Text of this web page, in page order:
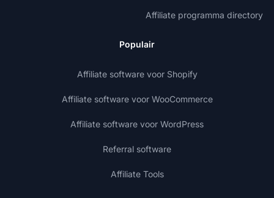
Affiliate programma directory
Populair
Affiliate software voor Shopify
Affiliate software voor WooCommerce
Affiliate software voor WordPress
Referral software
Affiliate Tools